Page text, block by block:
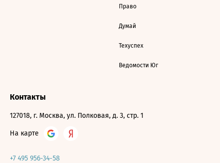
Право
Думай
Техуспех
Ведомости Юг
Контакты
127018, г. Москва, ул. Полковая, д. 3, стр. 1
На карте
+7 495 956-34-58